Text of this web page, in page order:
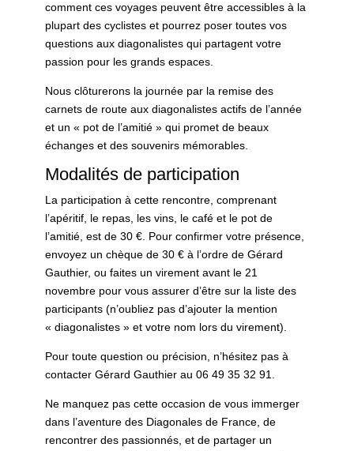
comment ces voyages peuvent être accessibles à la
plupart des cyclistes et pourrez poser toutes vos
questions aux diagonalistes qui partagent votre
passion pour les grands espaces.
Nous clôturerons la journée par la remise des
carnets de route aux diagonalistes actifs de l’année
et un « pot de l’amitié » qui promet de beaux
échanges et des souvenirs mémorables.
Modalités de participation
La participation à cette rencontre, comprenant
l’apéritif, le repas, les vins, le café et le pot de
l’amitié, est de 30 €. Pour confirmer votre présence,
envoyez un chèque de 30 € à l’ordre de Gérard
Gauthier, ou faites un virement avant le 21
novembre pour vous assurer d’être sur la liste des
participants (n’oubliez pas d’ajouter la mention
« diagonalistes » et votre nom lors du virement).
Pour toute question ou précision, n’hésitez pas à
contacter Gérard Gauthier au 06 49 35 32 91.
Ne manquez pas cette occasion de vous immerger
dans l’aventure des Diagonales de France, de
rencontrer des passionnés, et de partager un